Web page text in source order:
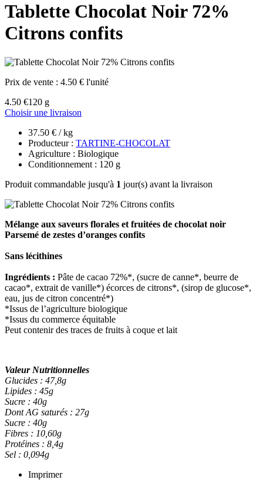
Tablette Chocolat Noir 72%
Citrons confits
Prix de vente : 4.50 € l'unité
4.50 €120 g
Choisir une livraison
37.50 € / kg
Producteur : TARTINE-CHOCOLAT
Agriculture : Biologique
Conditionnement : 120 g
Produit commandable jusqu'à 1 jour(s) avant la livraison
Mélange aux saveurs florales et fruitées de chocolat noir
Parsemé de zestes d’oranges confits
Sans lécithines
Ingrédients : Pâte de cacao 72%*, (sucre de canne*, beurre de
cacao*, extrait de vanille*) écorces de citrons*, (sirop de glucose*,
eau, jus de citron concentré*)
*Issus de l’agriculture biologique
*Issus du commerce équitable
Peut contenir des traces de fruits à coque et lait
Valeur Nutritionnelles
Glucides : 47,8g
Lipides : 45g
Sucre : 40g
Dont AG saturés : 27g
Sucre : 40g
Fibres : 10,60g
Protéines : 8,4g
Sel : 0,094g
Imprimer